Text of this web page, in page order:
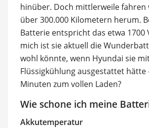
hinüber. Doch mittlerweile fahren
über 300.000 Kilometern herum.
Batterie entspricht das etwa 1700
mich ist sie aktuell die
wohl könnte, wenn Hyundai sie
Flüssigkühlung ausgestattet hätte
Minuten zum vollen Laden?
Wie schone ich meine
Akkutemperatur